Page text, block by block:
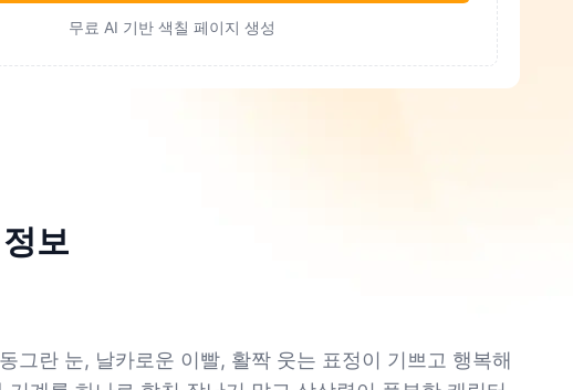
무료 AI 기반 색칠 페이지 생성
보
그란 눈, 날카로운 이빨, 활짝 웃는 표정이 기쁘고 행복해